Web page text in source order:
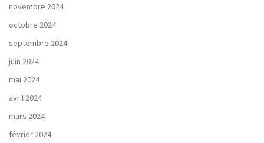
novembre 2024
octobre 2024
septembre 2024
juin 2024
mai 2024
avril 2024
mars 2024
février 2024